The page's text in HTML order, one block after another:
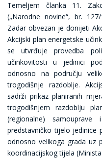
Temeljem članka 11.
(„Narodne novine“, br.
Zadar obvezan je donijeti
Akcijski plan energetske
se utvrđuje provedba
učinkovitosti u jedinici
odnosno na području
trogodišnje razdoblje.
sadrži prikaz planiranih
trogodišnjem razdoblju
(regionalne)
predstavničko tijelo jedinice
odnosno velikoga grada uz
koordinacijskog tijela